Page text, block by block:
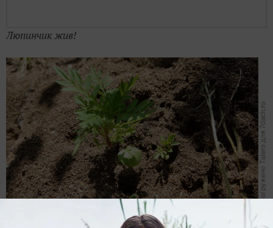
Бархатец в пне жив — как, впрочем, и муравьи